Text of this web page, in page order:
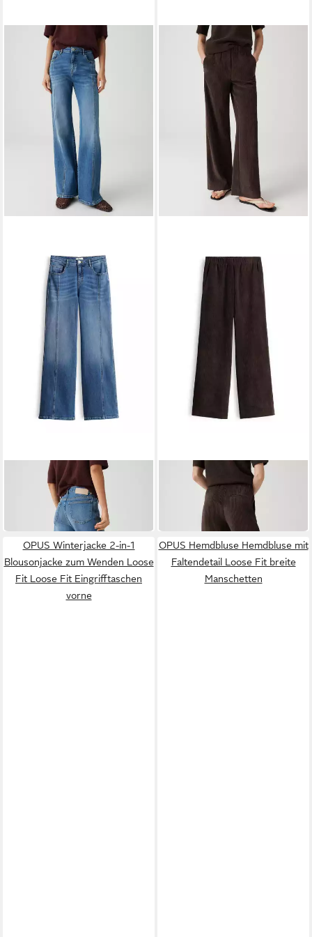
Bootcut-Jeans MIVA
STRONG Flared Jeans aus
BCI Cotton Mid Rise 5-
Pocket-Design
Cordhose MILENI URBAN
komfortable Wide Leg Pants
aus Cord vorverlegte
Seitennaht
79,99 €
OPUS Winterjacke 2-in-1
Blousonjacke zum Wenden Loose
Fit Loose Fit Eingrifftaschen
vorne
OPUS Hemdbluse Hemdbluse mit
Faltendetail Loose Fit breite
Manschetten